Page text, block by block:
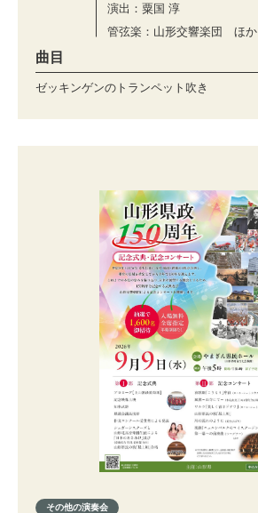
演出：粟国 淳
管弦楽：山形交響楽団 ほか
曲目
ゼッキンゲンのトランペット吹き
その他の演奏会